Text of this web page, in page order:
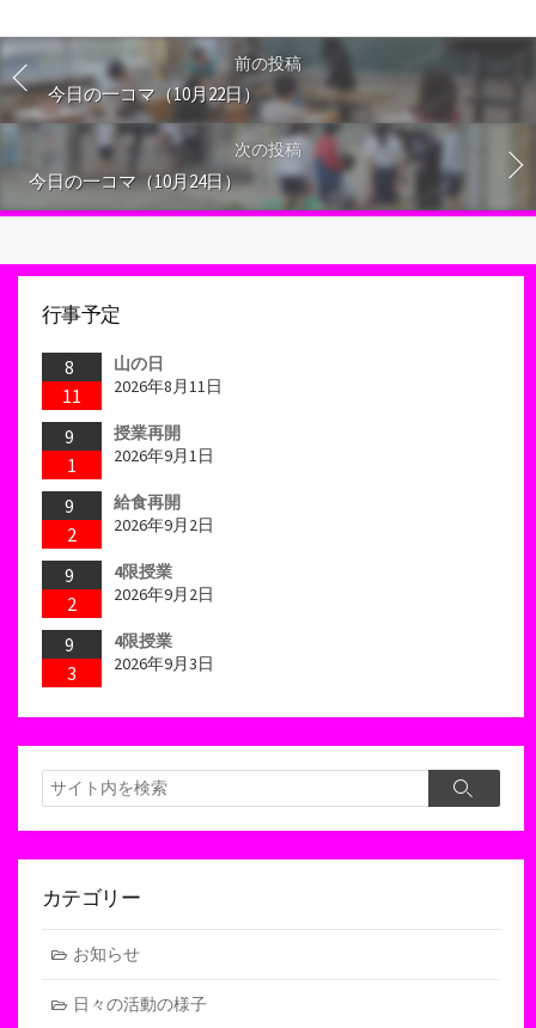
前の投稿
今日の一コマ（10月22日）
次の投稿
今日の一コマ（10月24日）
行事予定
8
11
山の日
2026年8月11日
9
1
授業再開
2026年9月1日
9
2
給食再開
2026年9月2日
9
2
4限授業
2026年9月2日
9
3
4限授業
2026年9月3日
検
索
検
カテゴリー
お知らせ
日々の活動の様子